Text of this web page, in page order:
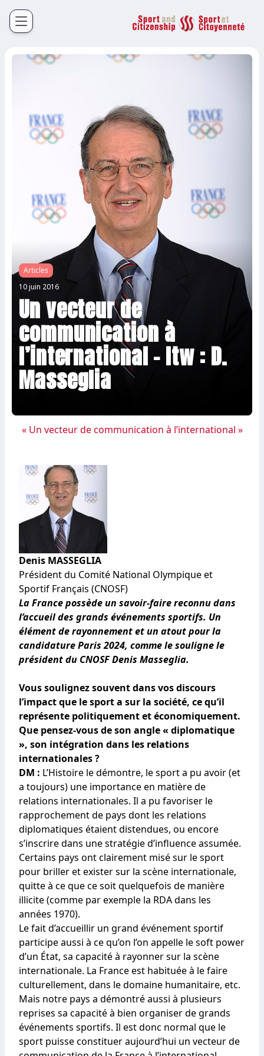
Sport et Citoyenneté
Français
Articles
10 juin 2016
Un vecteur de
communication à
l’international – Itw : D.
Masseglia
« Un vecteur de communication à l’international »
Denis MASSEGLIA
Président du Comité National Olympique et
Sportif Français (CNOSF)
La France possède un savoir-faire reconnu dans
l’accueil des grands événements sportifs. Un
élément de rayonnement et un atout pour la
candidature Paris 2024, comme le souligne le
président du CNOSF Denis Masseglia.
Vous soulignez souvent dans vos discours
l’impact que le sport a sur la société, ce qu’il
représente politiquement et économiquement.
Que pensez-vous de son angle « diplomatique
», son intégration dans les relations
internationales ?
DM : L’Histoire le démontre, le sport a pu avoir (et
a toujours) une importance en matière de
relations internationales. Il a pu favoriser le
rapprochement de pays dont les relations
diplomatiques étaient distendues, ou encore
s’inscrire dans une stratégie d’influence assumée.
Certains pays ont clairement misé sur le sport
pour briller et exister sur la scène internationale,
quitte à ce que ce soit quelquefois de manière
illicite (comme par exemple la RDA dans les
années 1970).
Le fait d’accueillir un grand événement sportif
participe aussi à ce qu’on l’on appelle le soft power
d’un État, sa capacité à rayonner sur la scène
internationale. La France est habituée à le faire
culturellement, dans le domaine humanitaire, etc.
Mais notre pays a démontré aussi à plusieurs
reprises sa capacité à bien organiser de grands
événements sportifs. Il est donc normal que le
sport puisse constituer aujourd’hui un vecteur de